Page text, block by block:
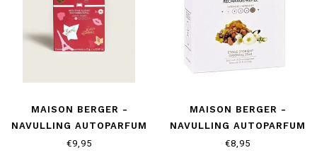
MAISON BERGER -
NAVULLING AUTOPARFUM
- LOLITA LEMPICKA
€9,95
MAISON BERGER -
NAVULLING AUTOPARFUM
- ORIENTAL STAR
€8,95